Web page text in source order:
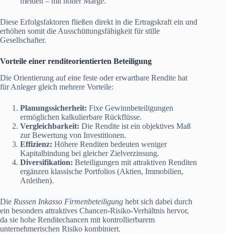
Diese Erfolgsfaktoren fließen direkt in die Ertragskraft ein und
erhöhen somit die Ausschüttungsfähigkeit für stille
Gesellschafter.
Vorteile einer renditeorientierten Beteiligung
Die Orientierung auf eine feste oder erwartbare Rendite hat
für Anleger gleich mehrere Vorteile:
Planungssicherheit: Fixe Gewinnbeteiligungen
ermöglichen kalkulierbare Rückflüsse.
Vergleichbarkeit: Die Rendite ist ein objektives Maß
zur Bewertung von Investitionen.
Effizienz: Höhere Renditen bedeuten weniger
Kapitalbindung bei gleicher Zielverzinsung.
Diversifikation: Beteiligungen mit attraktiven Renditen
ergänzen klassische Portfolios (Aktien, Immobilien,
Anleihen).
Die Russen Inkasso Firmenbeteiligung hebt sich dabei durch
ein besonders attraktives Chancen-Risiko-Verhältnis hervor,
da sie hohe Renditechancen mit kontrollierbarem
unternehmerischen Risiko kombiniert.